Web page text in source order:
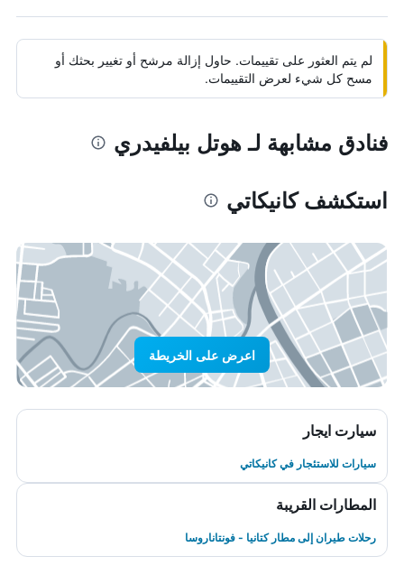
لم يتم العثور على تقييمات. حاول إزالة مرشح أو تغيير بحثك أو
مسح كل شيء لعرض التقييمات.
فنادق مشابهة لـ هوتل بيلفيدري
استكشف كانيكاتي
اعرض على الخريطة
سيارت ايجار
سيارات للاستئجار في كانيكاتي
المطارات القريبة
رحلات طيران إلى مطار كتانيا - فونتاناروسا